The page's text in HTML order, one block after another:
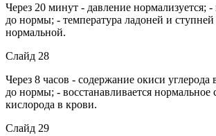
Через 20 минут - давление нормализуется; -
до нормы; - температура ладоней и
нормальной.
Слайд 28
Через 8 часов - содержание окиси углерода
до нормы; - восстанавливается нормальное
кислорода в крови.
Слайд 29